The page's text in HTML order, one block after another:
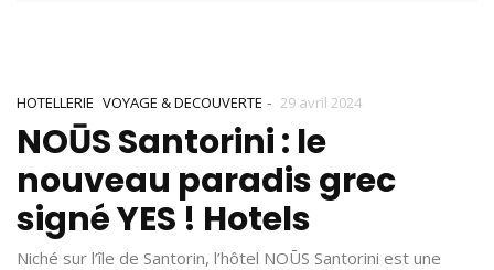
HOTELLERIE VOYAGE & DECOUVERTE - 29 avril 2024
NOŪS Santorini : le
nouveau paradis grec
signé YES ! Hotels
Niché sur l’île de Santorin, l’hôtel NOŪS Santorini est une